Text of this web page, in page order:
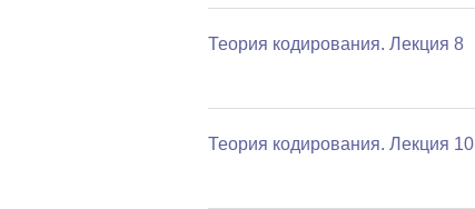
Теория кодирования. Лекция 8
Теория кодирования. Лекция 10